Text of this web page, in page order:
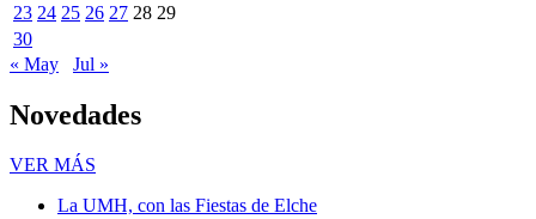
23 24 25 26 27 28 29
30
« May
Jul »
Novedades
VER MÁS
La UMH, con las Fiestas de Elche